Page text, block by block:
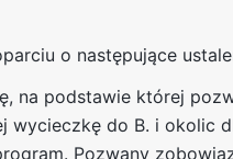
o następujące
na podstawie której
wycieczkę do B. i okolic
Pozwany